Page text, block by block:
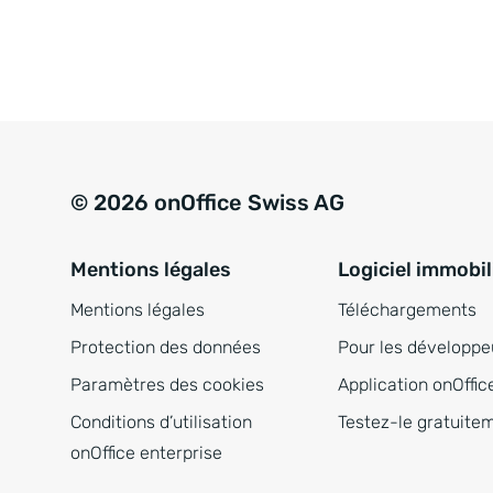
© 2026 onOffice Swiss AG
Mentions légales
Mentions légales
Protection des données
Paramètres des cookies
Conditions d’utilisation
onOffice enterprise
Logiciel
Téléchargements
Pour les
Application
Testez-le